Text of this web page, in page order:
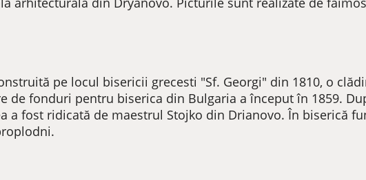
pe locul bisericii grecesti "Sf. Georgi" din 1810, o
de fonduri pentru biserica din Bulgaria a început în 1859.
a fost ridicată de maestrul Stojko din Drianovo. În biserică